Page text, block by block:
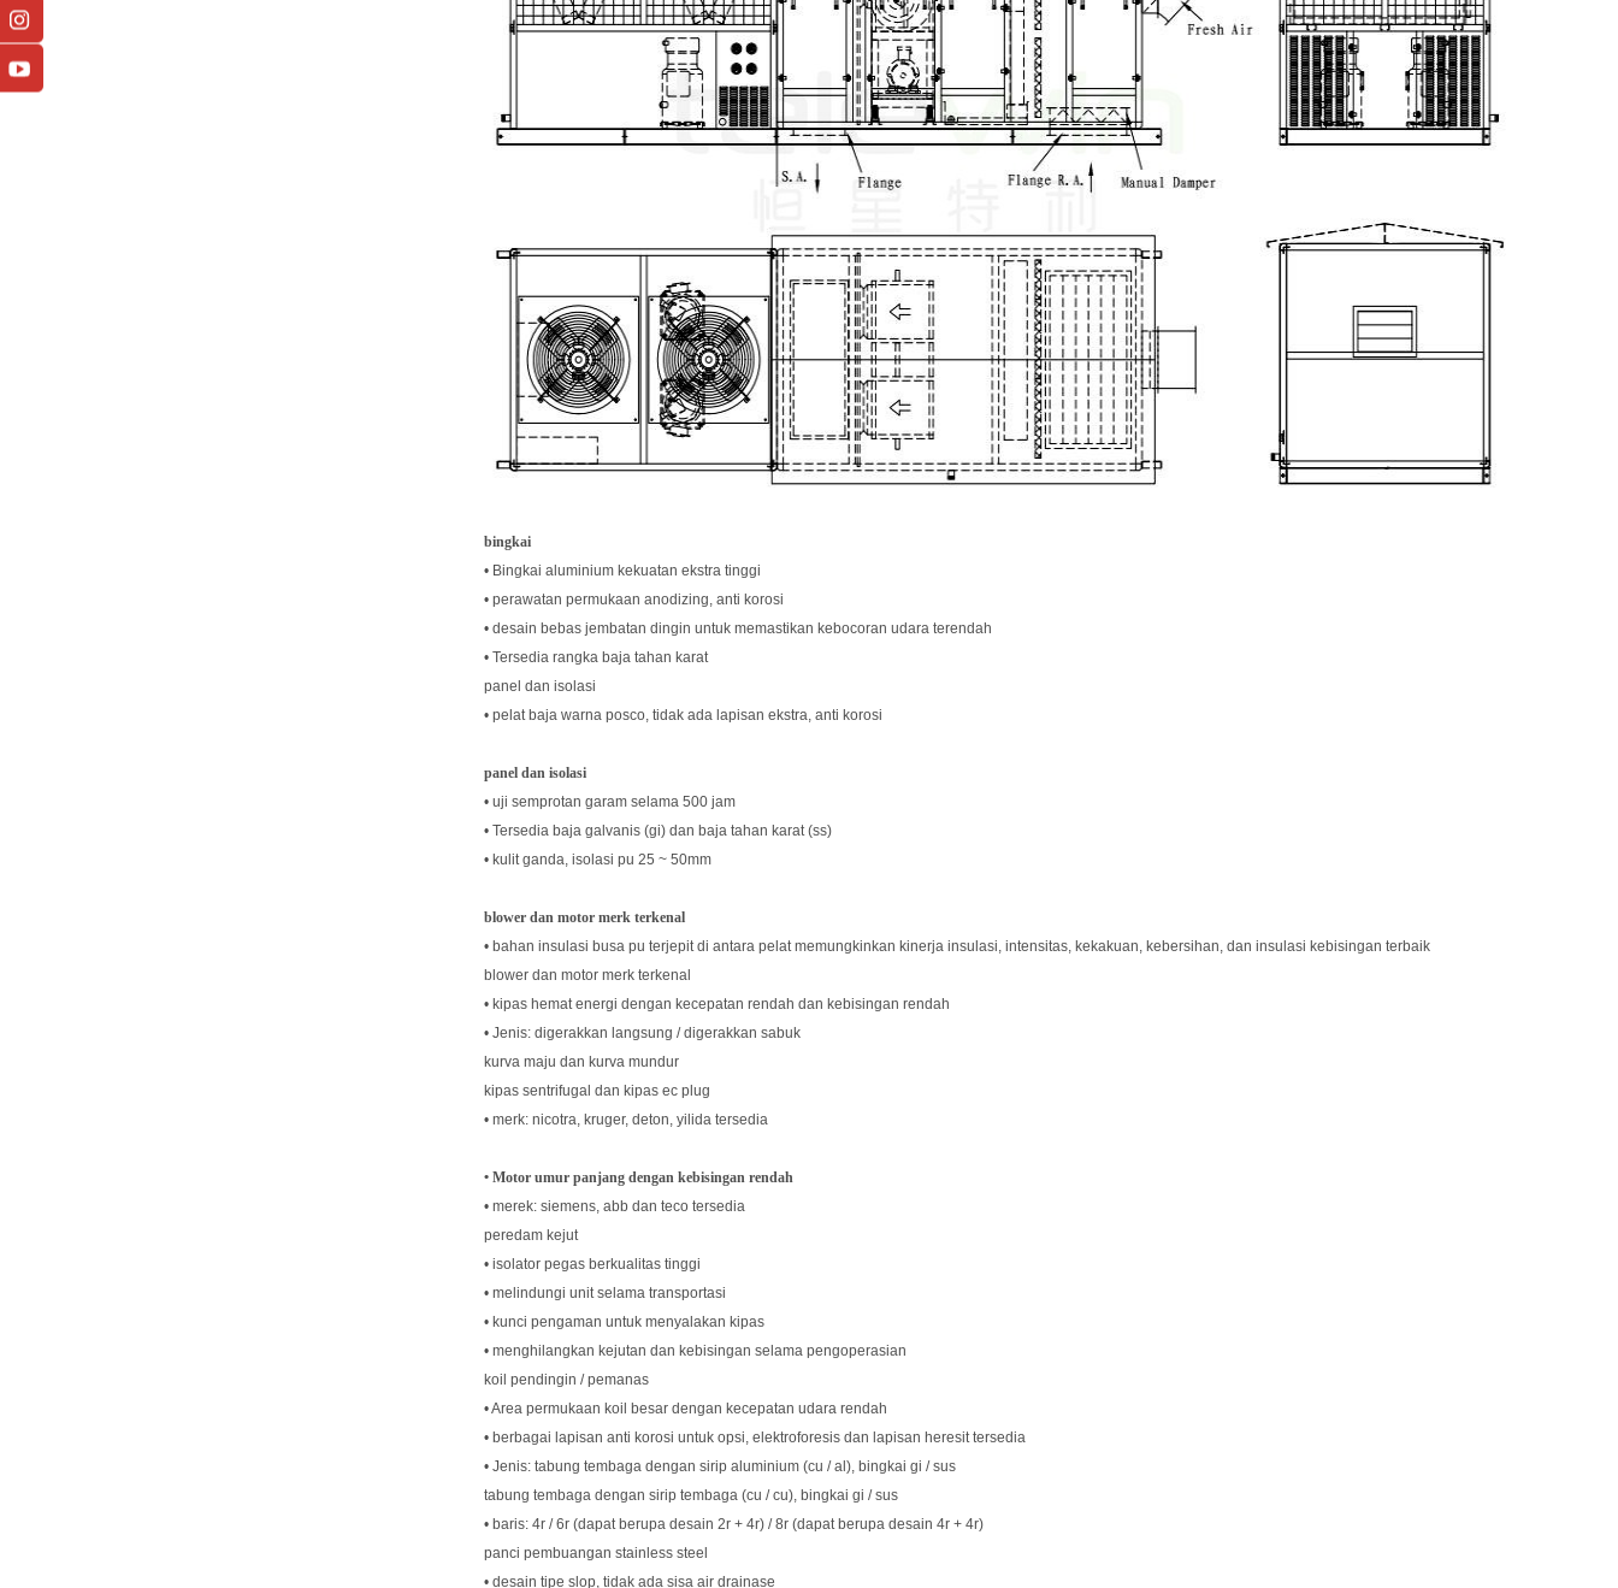
bingkai
• Bingkai aluminium kekuatan ekstra tinggi
• perawatan permukaan anodizing, anti korosi
• desain bebas jembatan dingin untuk memastikan kebocoran udara terendah
• Tersedia rangka baja tahan karat
panel dan isolasi
• pelat baja warna posco, tidak ada lapisan ekstra, anti korosi
panel dan isolasi
• uji semprotan garam selama 500 jam
• Tersedia baja galvanis (gi) dan baja tahan karat (ss)
• kulit ganda, isolasi pu 25 ~ 50mm
blower dan motor merk terkenal
• bahan insulasi busa pu terjepit di antara pelat memungkinkan kinerja insulasi, intensitas, kekakuan, kebersihan, dan insulasi kebisingan terbaik
blower dan motor merk terkenal
• kipas hemat energi dengan kecepatan rendah dan kebisingan rendah
• Jenis: digerakkan langsung / digerakkan sabuk
kurva maju dan kurva mundur
kipas sentrifugal dan kipas ec plug
• merk: nicotra, kruger, deton, yilida tersedia
• Motor umur panjang dengan kebisingan rendah
• merek: siemens, abb dan teco tersedia
peredam kejut
• isolator pegas berkualitas tinggi
• melindungi unit selama transportasi
• kunci pengaman untuk menyalakan kipas
• menghilangkan kejutan dan kebisingan selama pengoperasian
koil pendingin / pemanas
• Area permukaan koil besar dengan kecepatan udara rendah
• berbagai lapisan anti korosi untuk opsi, elektroforesis dan lapisan heresit tersedia
• Jenis: tabung tembaga dengan sirip aluminium (cu / al), bingkai gi / sus
tabung tembaga dengan sirip tembaga (cu / cu), bingkai gi / sus
• baris: 4r / 6r (dapat berupa desain 2r + 4r) / 8r (dapat berupa desain 4r + 4r)
panci pembuangan stainless steel
• desain tipe slop, tidak ada sisa air drainase